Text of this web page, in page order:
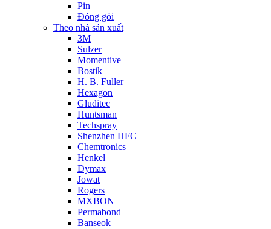
Pin
Đóng gói
Theo nhà sản xuất
3M
Sulzer
Momentive
Bostik
H. B. Fuller
Hexagon
Gluditec
Huntsman
Techspray
Shenzhen HFC
Chemtronics
Henkel
Dymax
Jowat
Rogers
MXBON
Permabond
Banseok